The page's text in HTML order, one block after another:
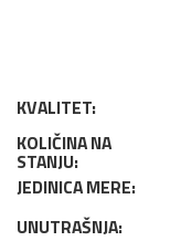
KVALITET:
KOLIČINA NA
STANJU:
JEDINICA MERE:
UNUTRAŠNJA: